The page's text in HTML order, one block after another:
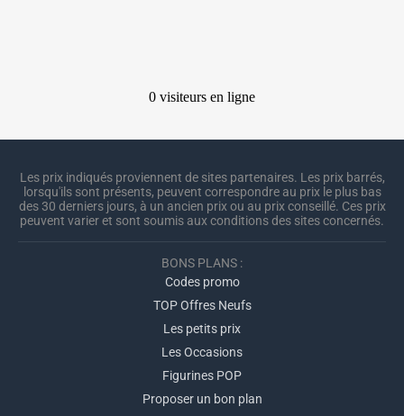
Les prix indiqués proviennent de sites partenaires. Les prix barrés,
lorsqu'ils sont présents, peuvent correspondre au prix le plus bas
des 30 derniers jours, à un ancien prix ou au prix conseillé. Ces prix
peuvent varier et sont soumis aux conditions des sites concernés.
BONS PLANS :
Codes promo
TOP Offres Neufs
Les petits prix
Les Occasions
Figurines POP
Proposer un bon plan